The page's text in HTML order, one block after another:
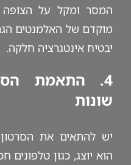
המסר ומקל על הצופה
מוקדם של האלמנטים
יבטיח אינטגרציה חלקה.
4. התאמת
שונות
יש להתאים את
הוא יוצג, כגון טלפונים